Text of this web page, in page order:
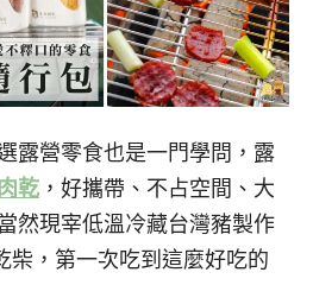
露營零食也是一門學問，露
乾 ，好攜帶、不占空間、大
然現宰低溫冷藏台灣豬製作
柴，第一次吃到這麼好吃的